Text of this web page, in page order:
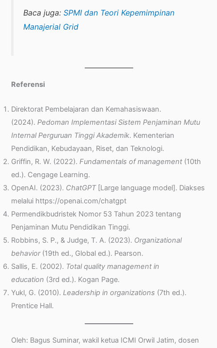
Baca juga: SPMI dan Teori Kepemimpinan
Manajerial Grid
Referensi
Direktorat Pembelajaran dan Kemahasiswaan.
(2024). Pedoman Implementasi Sistem Penjaminan Mutu
Internal Perguruan Tinggi Akademik. Kementerian
Pendidikan, Kebudayaan, Riset, dan Teknologi.
Griffin, R. W. (2022). Fundamentals of management (10th
ed.). Cengage Learning.
OpenAI. (2023). ChatGPT[Large language model]. Diakses
melalui https://openai.com/chatgpt
Permendikbudristek Nomor 53 Tahun 2023 tentang
Penjaminan Mutu Pendidikan Tinggi.
Robbins, S. P., & Judge, T. A. (2023). Organizational
behavior(19th ed., Global ed.). Pearson.
Sallis, E. (2002). Total quality management in
education (3rd ed.). Kogan Page.
Yukl, G. (2010). Leadership in organizations (7th ed.).
Prentice Hall.
Oleh: Bagus Suminar, wakil ketua ICMI Orwil Jatim, dosen